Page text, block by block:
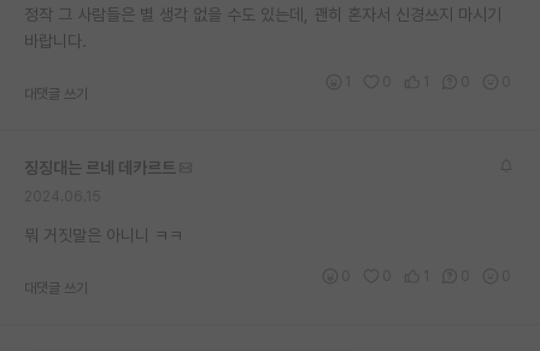
정작 그 사람들은 별 생각 없을 수도 있는데, 괜히 혼자서 신경쓰지 마시기
바랍니다.
대댓글 쓰기
징징대는 르네 데카르트
뭐 거짓말은 아니니 ㅋㅋ
대댓글 쓰기